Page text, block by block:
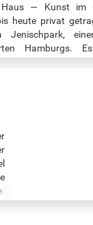
Haus — Kunst im
heute privat
Hamburgs.
nahezu ein